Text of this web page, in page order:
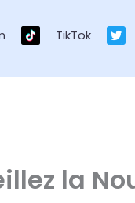
TikTok
la